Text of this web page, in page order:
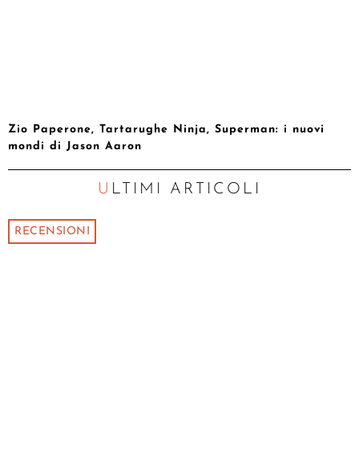
Zio Paperone, Tartarughe Ninja, Superman: i nuovi
mondi di Jason Aaron
ULTIMI ARTICOLI
RECENSIONI